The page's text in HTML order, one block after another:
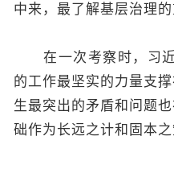
中来，最了解基层治理的
在一次考察时，习近
的工作最坚实的力量支
生最突出的矛盾和问题
础作为长远之计和固本